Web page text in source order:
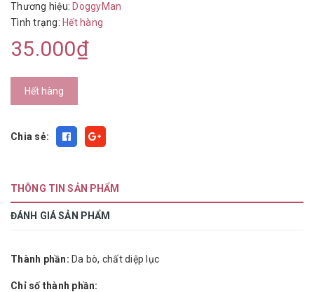
Thương hiệu: DoggyMan
Tình trạng: Hết hàng
35.000₫
Hết hàng
Chia sẻ:
THÔNG TIN SẢN PHẨM
ĐÁNH GIÁ SẢN PHẨM
Thành phần: Da bò, chất diệp lục
Chỉ số thành phần: